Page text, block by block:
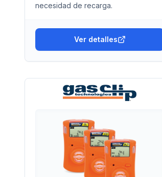
necesidad de recarga.
Ver detalles